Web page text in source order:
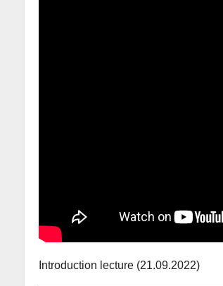
Introduction lecture (21.09.2022)